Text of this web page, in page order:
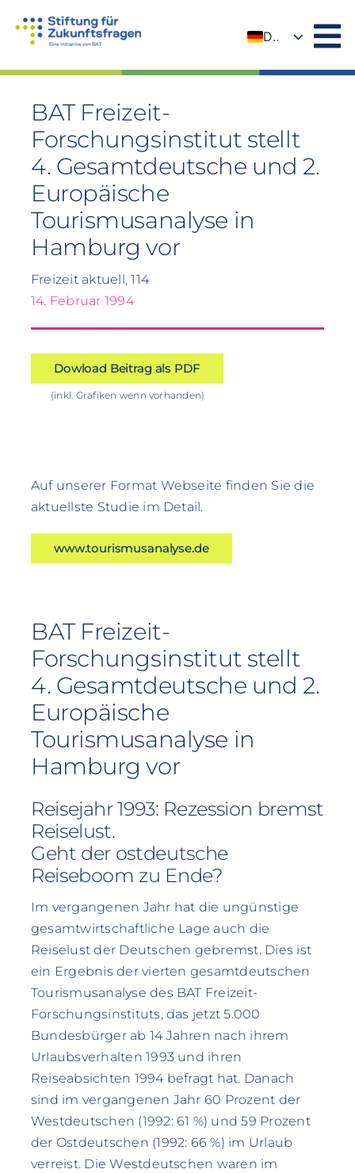
Inhalt
DE
BAT Freizeit-
Forschungsinstitut stellt
4. Gesamtdeutsche und 2.
Europäische
Tourismusanalyse in
Hamburg vor
Freizeit aktuell, 114
14. Februar 1994
Dowload Beitrag als PDF
(inkl. Grafiken wenn vorhanden)
Auf unserer Format Webseite finden Sie die
aktuellste Studie im Detail.
www.tourismusanalyse.de
BAT Freizeit-
Forschungsinstitut stellt
4. Gesamtdeutsche und 2.
Europäische
Tourismusanalyse in
Hamburg vor
Reisejahr 1993: Rezession bremst
Reiselust.
Geht der ostdeutsche
Reiseboom zu Ende?
Im vergangenen Jahr hat die ungünstige
gesamtwirtschaftliche Lage auch die
Reiselust der Deutschen gebremst. Dies ist
ein Ergebnis der vierten gesamtdeutschen
Tourismusanalyse des BAT Freizeit-
Forschungsinstituts, das jetzt 5.000
Bundesbürger ab 14 Jahren nach ihrem
Urlaubsverhalten 1993 und ihren
Reiseabsichten 1994 befragt hat. Danach
sind im vergangenen Jahr 60 Prozent der
Westdeutschen (1992: 61 %) und 59 Prozent
der Ostdeutschen (1992: 66 %) im Urlaub
verreist. Die Westdeutschen waren im